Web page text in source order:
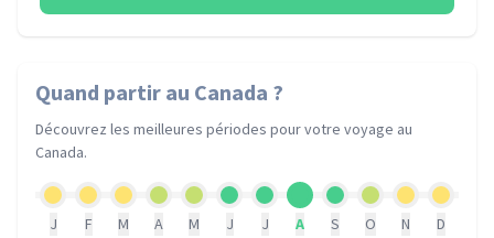
Quand partir au Canada ?
Découvrez les meilleures périodes pour votre voyage au
Canada.
J F M A M J J A S O N D